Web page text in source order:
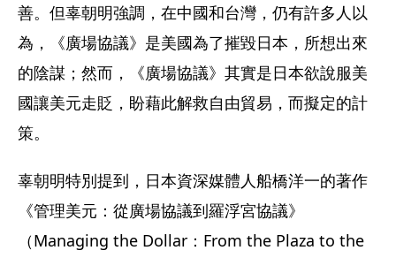
善。但辜朝明強調，在中國和台灣，仍有許多人以
為，《廣場協議》是美國為了摧毀日本，所想出來
的陰謀；然而，《廣場協議》其實是日本欲說服美
國讓美元走貶，盼藉此解救自由貿易，而擬定的計
策。
辜朝明特別提到，日本資深媒體人船橋洋一的著作
《管理美元：從廣場協議到羅浮宮協議》
（Managing the Dollar：From the Plaza to the